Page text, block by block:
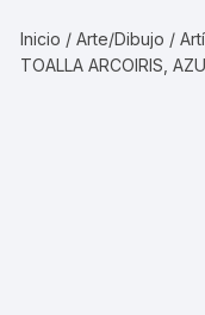
Inicio /Arte/Dibujo /
TOALLA ARCOIRIS,